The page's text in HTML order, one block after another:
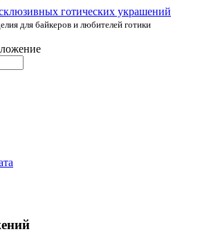
для байкеров и любителей готики